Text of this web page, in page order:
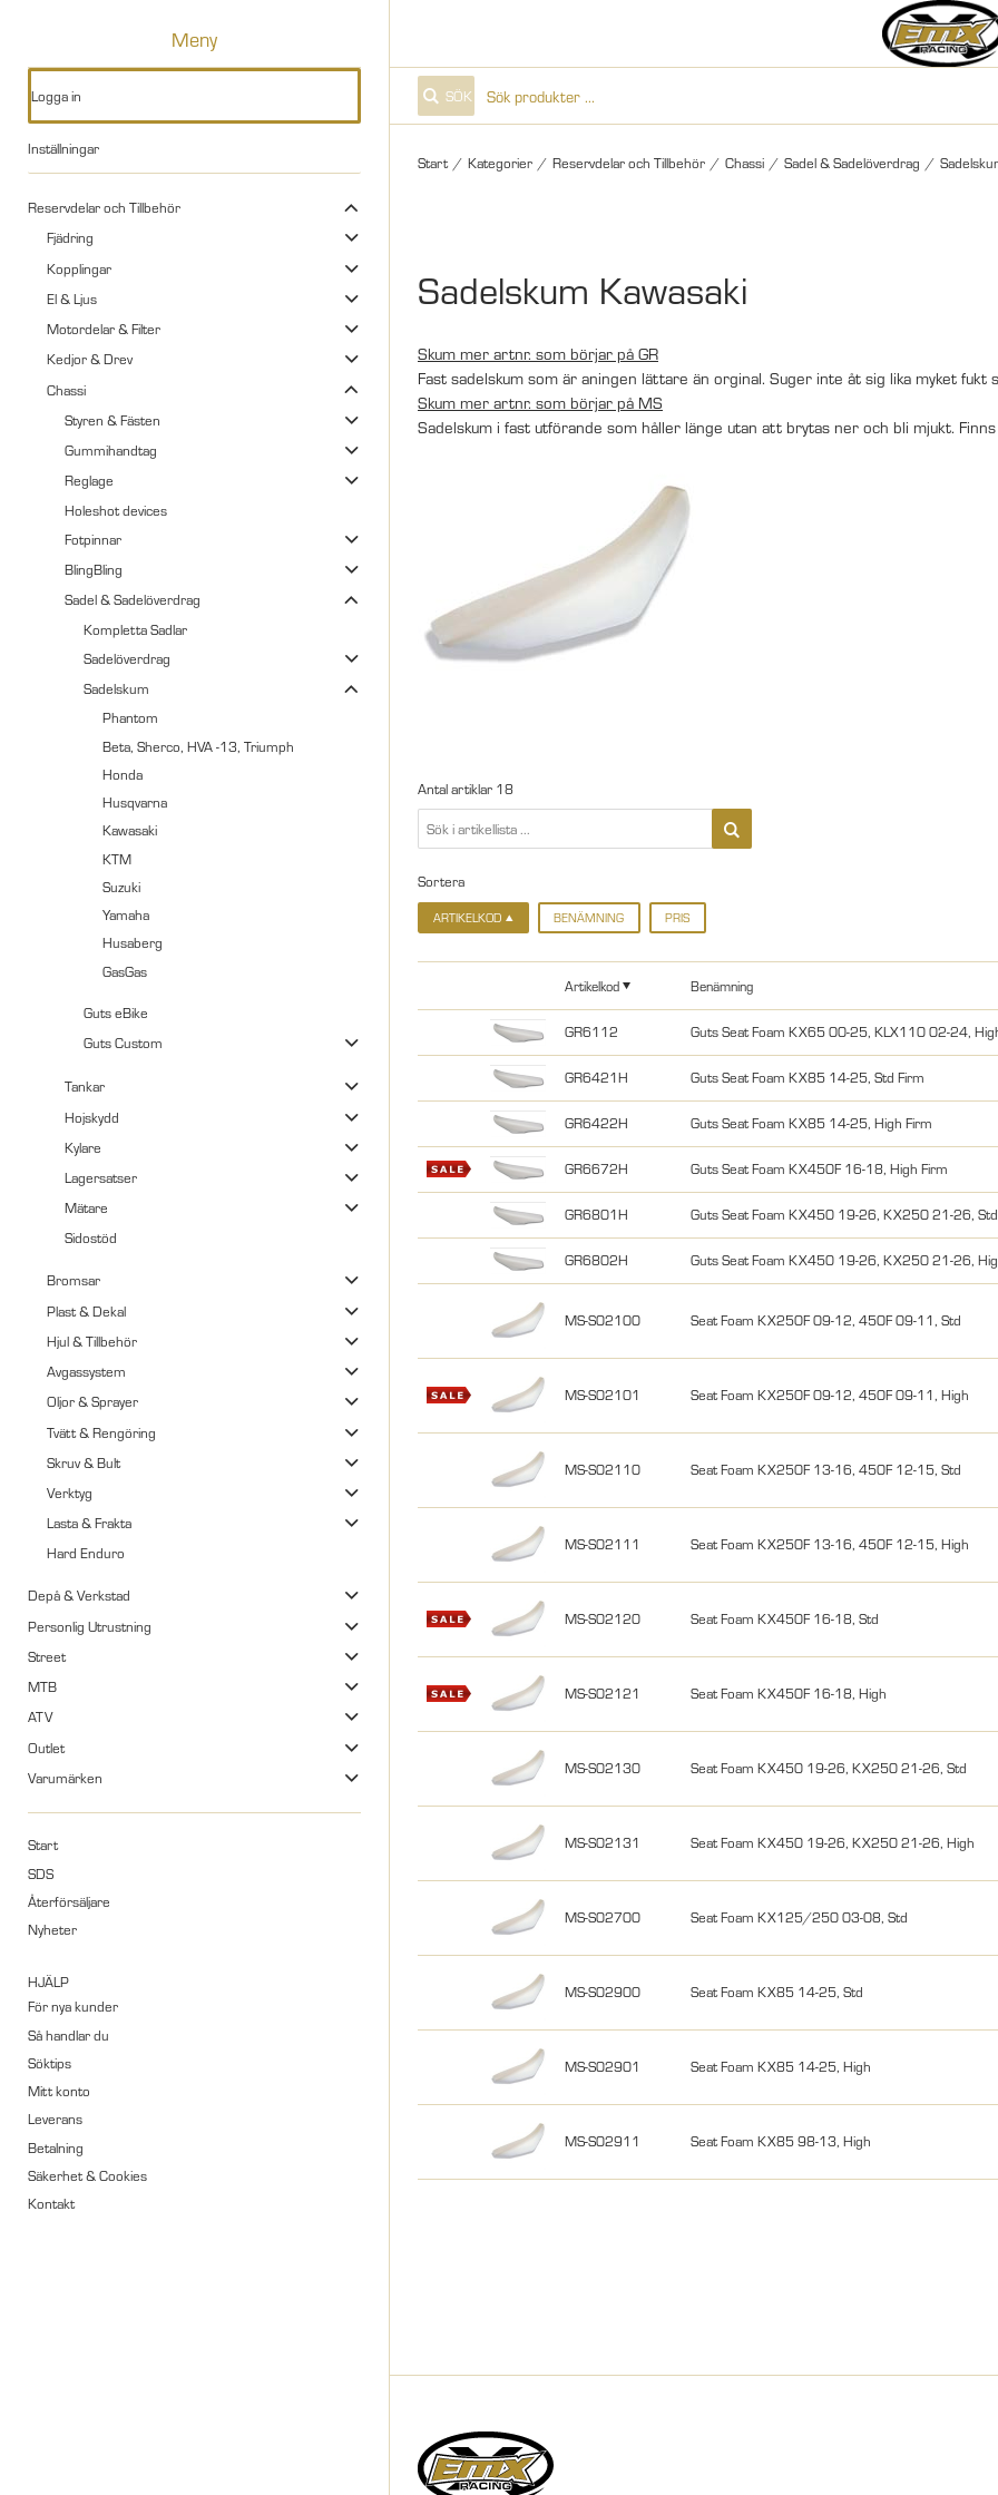
Meny
Logga in
Inställningar
Reservdelar och Tillbehör
Fjädring
Kopplingar
El & Ljus
Motordelar & Filter
Kedjor & Drev
Chassi
Styren & Fästen
Gummihandtag
Reglage
Holeshot devices
Fotpinnar
BlingBling
Sadel & Sadelöverdrag
Kompletta Sadlar
Sadelöverdrag
Sadelskum
Phantom
Beta, Sherco, HVA -13, Triumph
Honda
Husqvarna
Kawasaki
KTM
Suzuki
Yamaha
Husaberg
GasGas
Guts eBike
Guts Custom
Tankar
Hojskydd
Kylare
Lagersatser
Mätare
Sidostöd
Bromsar
Plast & Dekal
Hjul & Tillbehör
Avgassystem
Oljor & Sprayer
Tvätt & Rengöring
Skruv & Bult
Verktyg
Lasta & Frakta
Hard Enduro
Depå & Verkstad
Personlig Utrustning
Street
MTB
ATV
Outlet
Varumärken
Start
SDS
Återförsäljare
Nyheter
HJÄLP
För nya kunder
Så handlar du
Söktips
Mitt konto
Leverans
Betalning
Säkerhet & Cookies
Kontakt
SÖK
Start / Kategorier / Reservdelar och Tillbehör / Chassi / Sadel & Sadelöverdrag /
Sadelskum Kawasaki
Skum mer artnr. som börjar på GR
Fast sadelskum som är aningen lättare än orginal. Suger inte åt sig lika myket fukt
Skum mer artnr. som börjar på MS
Sadelskum i fast utförande som håller länge utan att brytas ner och bli mjukt.
Antal artiklar 18
Sortera
ARTIKELKOD BENÄMNING PRIS
Artikelkod Benämning
GR6112 Guts Seat Foam KX65 00-25, KLX110 02-24,
GR6421H Guts Seat Foam KX85 14-25, Std Firm
GR6422H Guts Seat Foam KX85 14-25, High Firm
GR6672H Guts Seat Foam KX450F 16-18, High Firm
GR6801H Guts Seat Foam KX450 19-26, KX250 21-26,
GR6802H Guts Seat Foam KX450 19-26, KX250 21-26,
MS-S02100 Seat Foam KX250F 09-12, 450F 09-11, Std
MS-S02101 Seat Foam KX250F 09-12, 450F 09-11, High
MS-S02110 Seat Foam KX250F 13-16, 450F 12-15, Std
MS-S02111 Seat Foam KX250F 13-16, 450F 12-15, High
MS-S02120 Seat Foam KX450F 16-18, Std
MS-S02121 Seat Foam KX450F 16-18, High
MS-S02130 Seat Foam KX450 19-26, KX250 21-26, Std
MS-S02131 Seat Foam KX450 19-26, KX250 21-26, High
MS-S02700 Seat Foam KX125/250 03-08, Std
MS-S02900 Seat Foam KX85 14-25, Std
MS-S02901 Seat Foam KX85 14-25, High
MS-S02911 Seat Foam KX85 98-13, High